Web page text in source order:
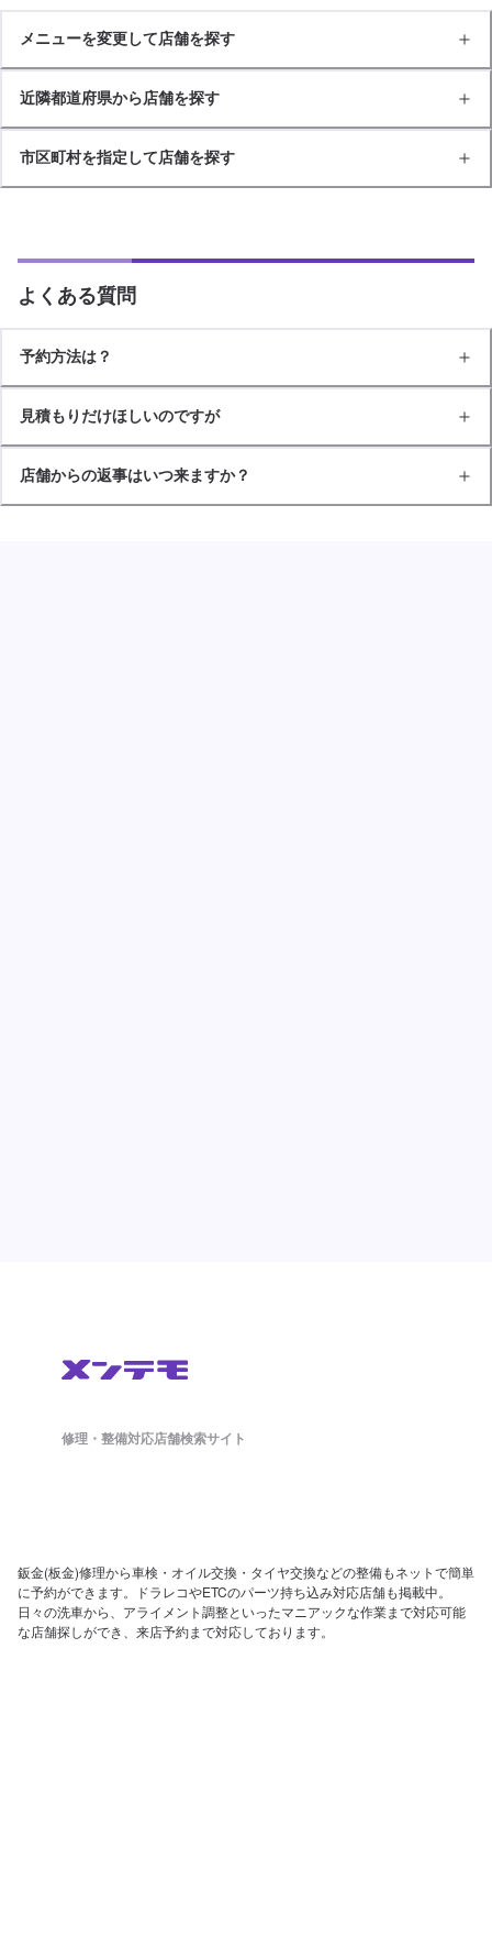
メニューを変更して店舗を探す
近隣都道府県から店舗を探す
市区町村を指定して店舗を探す
よくある質問
予約方法は？
見積もりだけほしいのですが
店舗からの返事はいつ来ますか？
修理・整備対応店舗検索サイト
鈑金(板金)修理から車検・オイル交換・タイヤ交換などの整備もネットで簡単
に予約ができます。ドラレコやETCのパーツ持ち込み対応店舗も掲載中。
日々の洗車から、アライメント調整といったマニアックな作業まで対応可能
な店舗探しができ、来店予約まで対応しております。